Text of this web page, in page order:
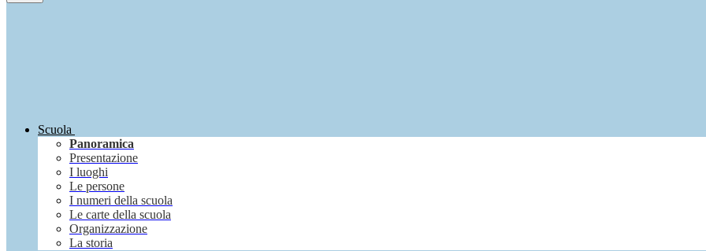
Scuola
Panoramica
Presentazione
I luoghi
Le persone
I numeri della scuola
Le carte della scuola
Organizzazione
La storia